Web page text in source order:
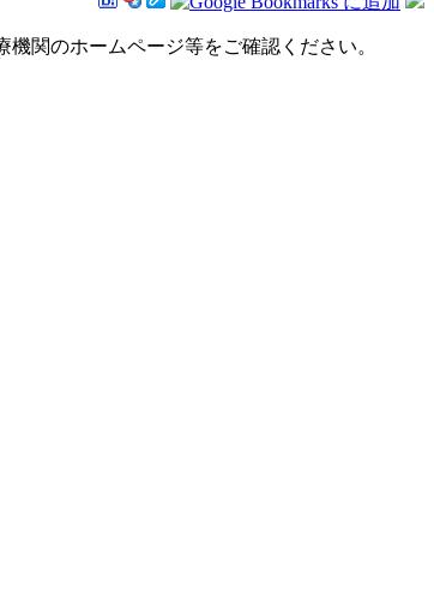
関のホームページ等をご確認ください。